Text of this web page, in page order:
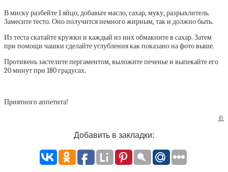
В миску разбейте 1 яйцо, добавьте масло, сахар, муку, разрыхлитель.
Замесите тесто. Оно получится немного жирным, так и должно быть.
Из теста скатайте кружки и каждый из них обмакните в сахар. Затем
при помощи чашки сделайте углубления как показано на фото выше.
Противень застелите пергаментом, выложите печенье и выпекайте его
20 минут при 180 градусах.
Приятного аппетита!
©
Добавить в закладки: